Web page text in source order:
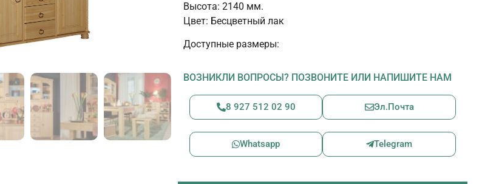
Высота: 2140 мм.
Цвет: Бесцветный лак
Доступные размеры:
ВОЗНИКЛИ ВОПРОСЫ? ПОЗВОНИТЕ ИЛИ НАПИШИТЕ НАМ
8 927 512 02 90 Эл.Почта
Whatsapp Telegram